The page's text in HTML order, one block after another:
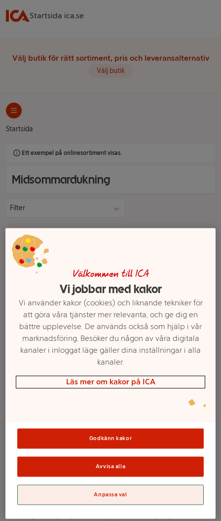
Startsida ica.se
Välj butik för rätt sortiment, pris och leveransalternativ
Välj butik
Startsida
Ett exempel på onlinesortiment visas.
Midsommardukning
Filter
Champagneglas
hamrat plast 15cl ICA
Välj butik
Sugrör Krokiga 4-p
Happy Party
Välj butik
Välkommen till ICA
Vi jobbar med kakor
Vi använder kakor (cookies) och liknande tekniker för
att göra våra tjänster mer relevanta, och ge dig en
bättre upplevelse. De används också som hjälp i vår
marknadsföring. Besöker du någon av våra digitala
kanaler i inloggat läge gäller dina inställningar i alla
kanaler.
Läs mer om kakor på ICA
Godkänn kakor
Avvisa alla
Anpassa val